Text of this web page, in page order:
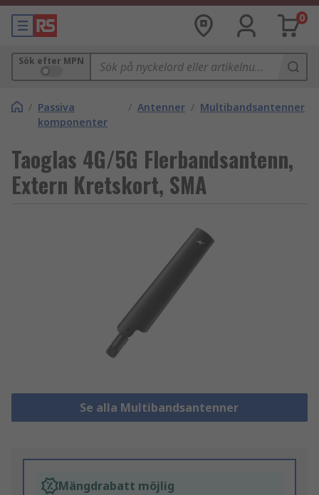
0
Sök efter MPN
/ Passiva
komponenter
/ Antenner / Multibandsantenner
Taoglas 4G/5G Flerbandsantenn,
Extern Kretskort, SMA
Se alla Multibandsantenner
Mängdrabatt möjlig